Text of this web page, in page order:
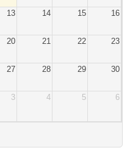
13 14 15 16
20 21 22 23
27 28 29 30
3 4 5 6